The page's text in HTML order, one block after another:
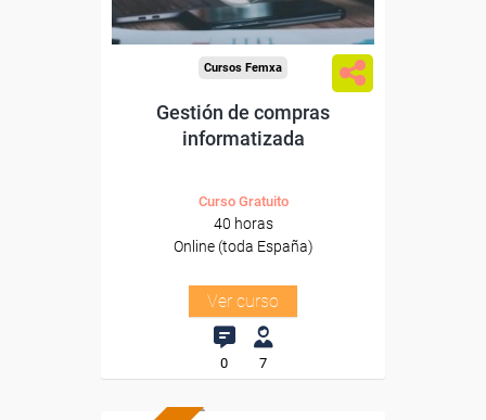
Cursos Femxa
Gestión de compras
informatizada
Curso Gratuito
40 horas
Online (toda España)
Ver curso
0 7